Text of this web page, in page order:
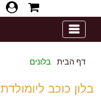
דף הבית בלונים
בלון כוכב ליומולדת